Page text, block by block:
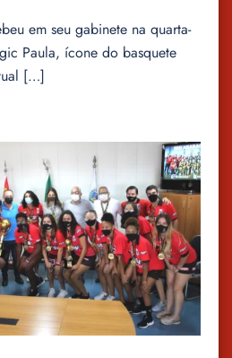
em seu gabinete na quarta-
Paula, ícone do basquete
[…]